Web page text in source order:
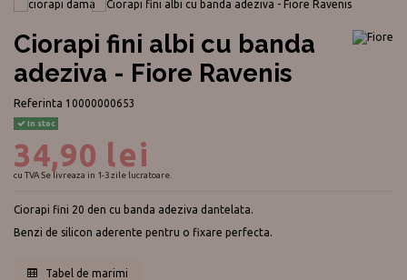
Ciorapi fini albi cu banda
adeziva - Fiore Ravenis
Referinta 10000000653
In stoc
34,90 lei
cu TVASe livreaza in 1-3 zile lucratoare.
Ciorapi fini 20 den cu banda adeziva dantelata.
Benzi de silicon aderente pentru o fixare perfecta.
Tabel de marimi